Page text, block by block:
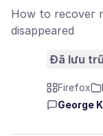
How to recover
disappeared
Đã lưu
Firefox
George